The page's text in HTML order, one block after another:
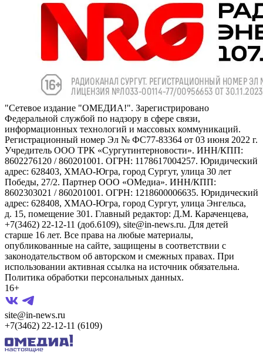
"Сетевое издание "ОМЕДИА!". Зарегистрировано
Федеральной службой по надзору в сфере связи,
информационных технологий и массовых коммуникаций.
Регистрационный номер Эл № ФС77-83364 от 03 июня 2022 г.
Учредитель ООО ТРК «Сургутинтерновости». ИНН/КПП:
8602276120 / 860201001. ОГРН: 1178617004257. Юридический
адрес: 628403, ХМАО-Югра, город Сургут, улица 30 лет
Победы, 27/2. Партнер ООО «ОМедиа». ИНН/КПП:
8602303021 / 860201001. ОГРН: 1218600006635. Юридический
адрес: 628408, ХМАО-Югра, город Сургут, улица Энгельса,
д. 15, помещение 301. Главный редактор: Д.М. Караченцева,
+7(3462) 22-12-11 (доб.6109), site@in-news.ru. Для детей
старше 16 лет. Все права на любые материалы,
опубликованные на сайте, защищены в соответствии с
законодательством об авторском и смежных правах. При
использовании активная ссылка на источник обязательна.
Политика обработки персональных данных.
16+
site@in-news.ru
+7(3462) 22-12-11 (6109)